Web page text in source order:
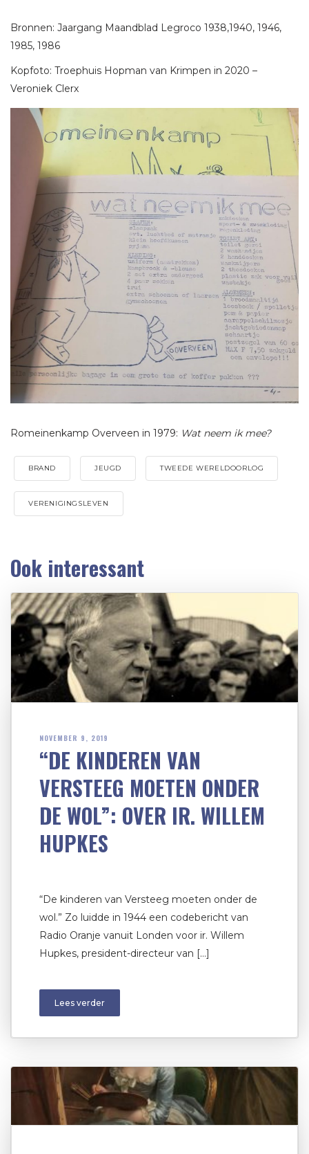
Bronnen: Jaargang Maandblad Legroco 1938,1940, 1946,
1985, 1986
Kopfoto: Troephuis Hopman van Krimpen in 2020 –
Veroniek Clerx
Romeinenkamp Overveen in 1979: Wat neem ik mee?
BRAND JEUGD TWEEDE WERELDOORLOG
VERENIGINGSLEVEN
Ook interessant
NOVEMBER 9, 2019
“DE KINDEREN VAN
VERSTEEG MOETEN ONDER
DE WOL”: OVER IR. WILLEM
HUPKES
“De kinderen van Versteeg moeten onder de
wol.” Zo luidde in 1944 een codebericht van
Radio Oranje vanuit Londen voor ir. Willem
Hupkes, president-directeur van […]
Lees verder